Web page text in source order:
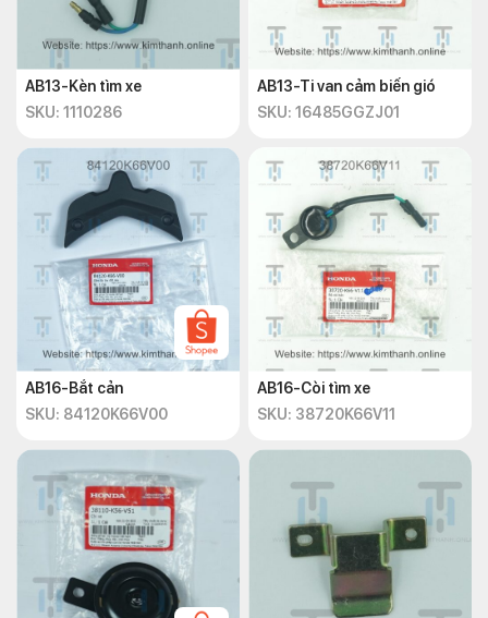
AB13-Kèn tìm xe
SKU: 1110286
AB13-Ti van cảm biến gió
SKU: 16485GGZJ01
AB16-Bắt cản
SKU: 84120K66V00
AB16-Còi tìm xe
SKU: 38720K66V11